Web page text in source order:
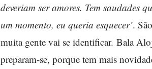
deveriam ser amores. Tem saudades
um momento, eu queria esquecer’.
muita gente vai se identificar. Bala
preparam-se, porque tem mais